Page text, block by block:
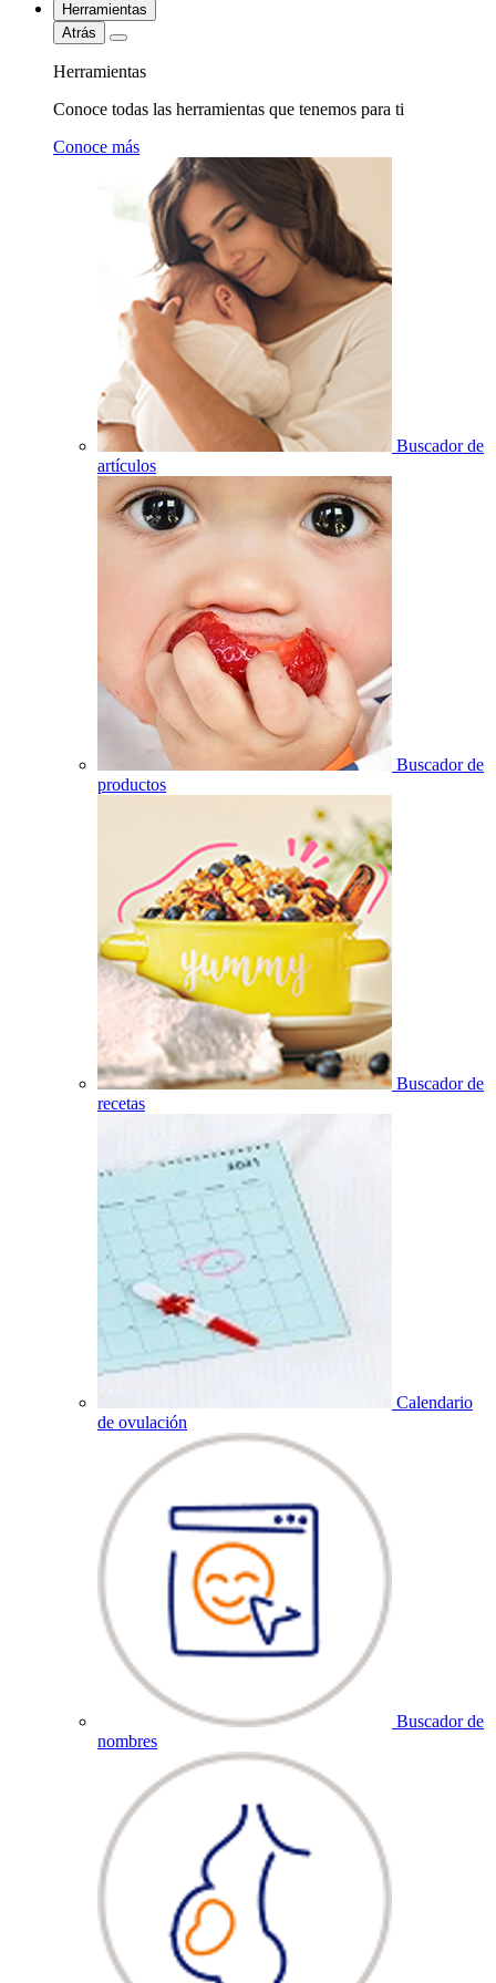
Herramientas
Atrás
Herramientas
Conoce todas las herramientas que tenemos para ti
Conoce más
Buscador de
artículos
Buscador de
productos
Buscador de
recetas
Calendario
de ovulación
Buscador de
nombres